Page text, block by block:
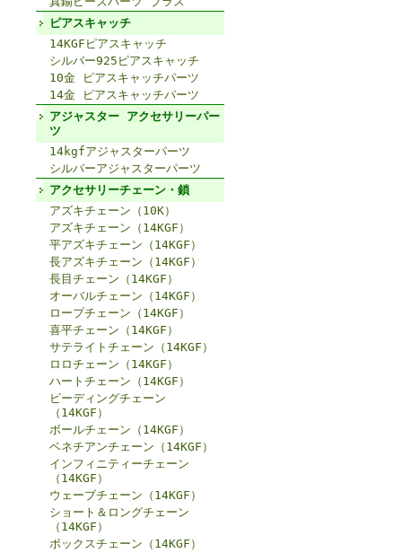
ピアスキャッチ
14KGFピアスキャッチ
シルバー925ピアスキャッチ
10金 ピアスキャッチパーツ
14金 ピアスキャッチパーツ
アジャスター アクセサリーパー
ツ
14kgfアジャスターパーツ
シルバーアジャスターパーツ
アクセサリーチェーン・鎖
アズキチェーン（10K）
アズキチェーン（14KGF）
平アズキチェーン（14KGF）
長アズキチェーン（14KGF）
長目チェーン（14KGF）
オーバルチェーン（14KGF）
ロープチェーン（14KGF）
喜平チェーン（14KGF）
サテライトチェーン（14KGF）
ロロチェーン（14KGF）
ハートチェーン（14KGF）
ビーディングチェーン
（14KGF）
ボールチェーン（14KGF）
ベネチアンチェーン（14KGF）
インフィニティーチェーン
（14KGF）
ウェーブチェーン（14KGF）
ショート＆ロングチェーン
（14KGF）
ボックスチェーン（14KGF）